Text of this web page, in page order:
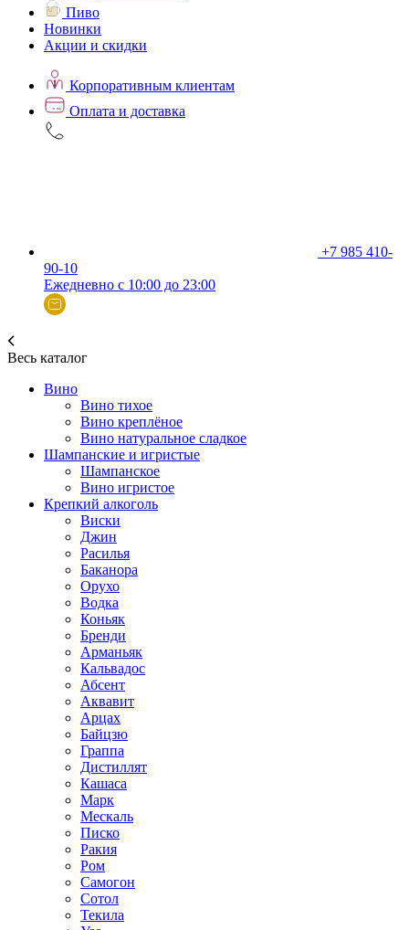
Пиво
Новинки
Акции и скидки
Корпоративным клиентам
Оплата и доставка
+7 985 410-
90-10
Ежедневно с 10:00 до 23:00
Весь каталог
Вино
Вино тихое
Вино креплёное
Вино натуральное сладкое
Шампанские и игристые
Шампанское
Вино игристое
Крепкий алкоголь
Виски
Джин
Расилья
Баканора
Орухо
Водка
Коньяк
Бренди
Арманьяк
Кальвадос
Абсент
Аквавит
Арцах
Байцзю
Граппа
Дистиллят
Кашаса
Марк
Мескаль
Писко
Ракия
Ром
Самогон
Сотол
Текила